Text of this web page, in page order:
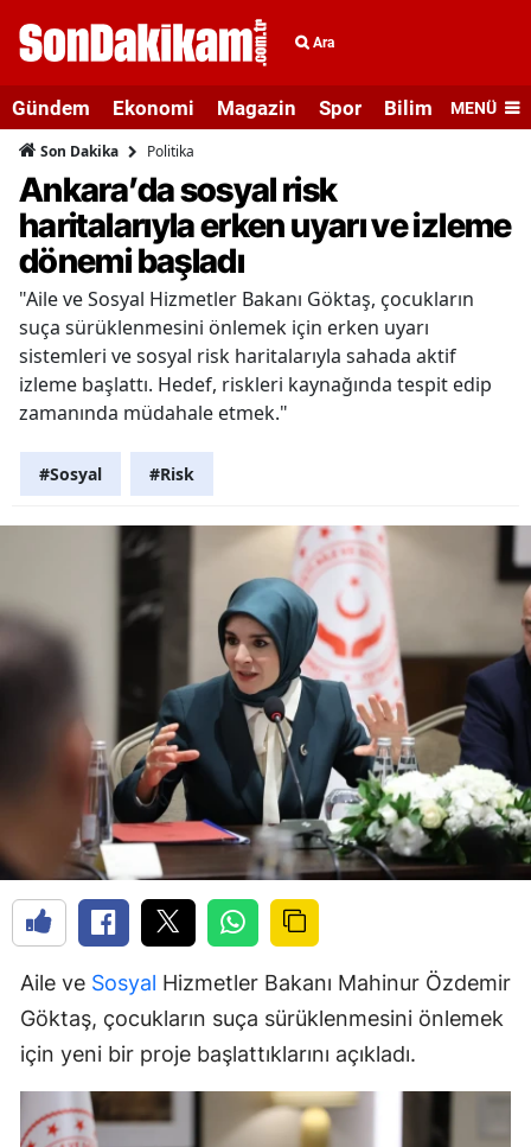
Ara
Gündem Ekonomi Magazin Spor Bilim veMENÜ
Son Dakika Politika
Ankara’da sosyal risk
haritalarıyla erken uyarı ve izleme
dönemi başladı
"Aile ve Sosyal Hizmetler Bakanı Göktaş, çocukların
suça sürüklenmesini önlemek için erken uyarı
sistemleri ve sosyal risk haritalarıyla sahada aktif
izleme başlattı. Hedef, riskleri kaynağında tespit edip
zamanında müdahale etmek."
#Sosyal #Risk
Aile ve Sosyal Hizmetler Bakanı Mahinur Özdemir
Göktaş, çocukların suça sürüklenmesini önlemek
için yeni bir proje başlattıklarını açıkladı.